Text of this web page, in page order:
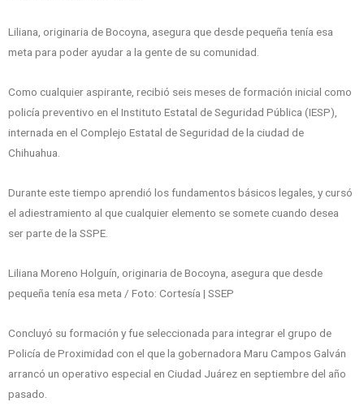
Liliana, originaria de Bocoyna, asegura que desde pequeña tenía esa
meta para poder ayudar a la gente de su comunidad.
Como cualquier aspirante, recibió seis meses de formación inicial como
policía preventivo en el Instituto Estatal de Seguridad Pública (IESP),
internada en el Complejo Estatal de Seguridad de la ciudad de
Chihuahua.
Durante este tiempo aprendió los fundamentos básicos legales, y cursó
el adiestramiento al que cualquier elemento se somete cuando desea
ser parte de la SSPE.
Liliana Moreno Holguín, originaria de Bocoyna, asegura que desde
pequeña tenía esa meta / Foto: Cortesía | SSEP
Concluyó su formación y fue seleccionada para integrar el grupo de
Policía de Proximidad con el que la gobernadora Maru Campos Galván
arrancó un operativo especial en Ciudad Juárez en septiembre del año
pasado.